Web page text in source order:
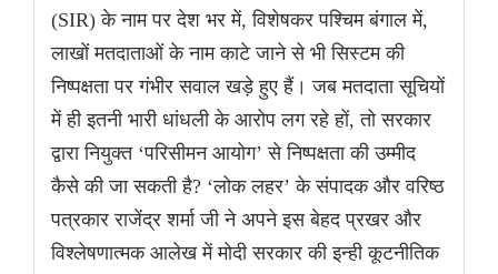
(SIR) के नाम पर देश भर में, विशेषकर पश्चिम बंगाल में,
लाखों मतदाताओं के नाम काटे जाने से भी सिस्टम की
निष्पक्षता पर गंभीर सवाल खड़े हुए हैं। जब मतदाता सूचियों
में ही इतनी भारी धांधली के आरोप लग रहे हों, तो सरकार
द्वारा नियुक्त ‘परिसीमन आयोग’ से निष्पक्षता की उम्मीद
कैसे की जा सकती है? ‘लोक लहर’ के संपादक और वरिष्ठ
पत्रकार राजेंद्र शर्मा जी ने अपने इस बेहद प्रखर और
विश्लेषणात्मक आलेख में मोदी सरकार की इन्ही कूटनीतिक